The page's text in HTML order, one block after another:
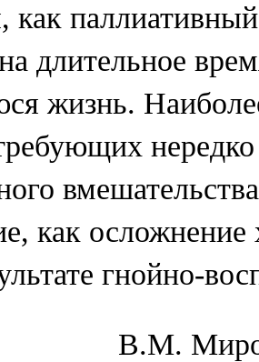
как
длительное
жизнь.
нередко
как осложнение
гнойно-
В.М.